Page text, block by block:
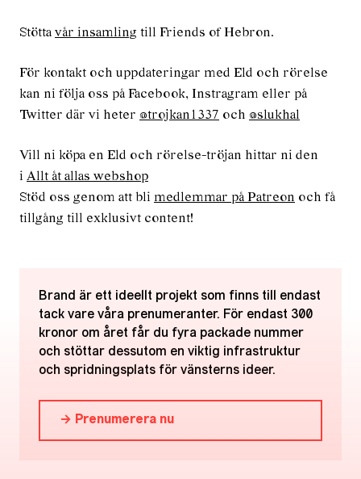
Stötta vår insamling till Friends of Hebron.
För kontakt och uppdateringar med Eld och rörelse
kan ni följa oss på Facebook, Instragram eller på
Twitter där vi heter @trojkan1337 och @slukhal
Vill ni köpa en Eld och rörelse-tröjan hittar ni den
i Allt åt allas webshop
Stöd oss genom att bli medlemmar på Patreon och få
tillgång till exklusivt content!
Brand är ett ideellt projekt som finns till endast
tack vare våra prenumeranter. För endast 300
kronor om året får du fyra packade nummer
och stöttar dessutom en viktig infrastruktur
och spridningsplats för vänsterns ideer.
→ Prenumerera nu